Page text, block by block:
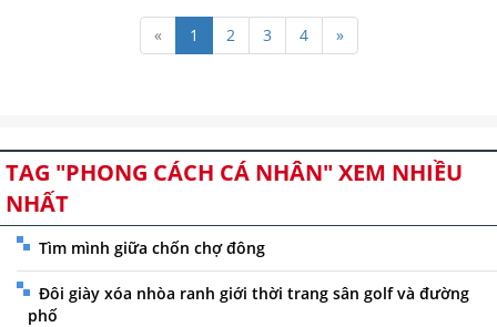
« 1 2 3 4 »
TAG "PHONG CÁCH CÁ NHÂN" XEM NHIỀU
NHẤT
Tìm mình giữa chốn chợ đông
Đôi giày xóa nhòa ranh giới thời trang sân golf và đường
phố